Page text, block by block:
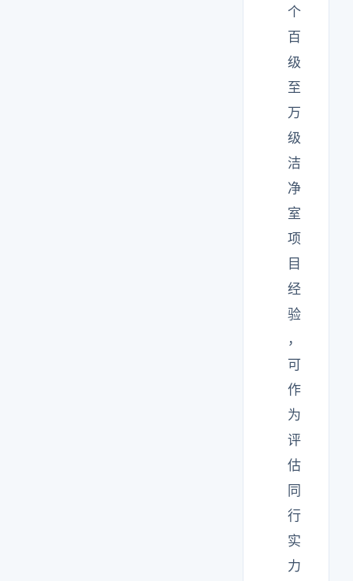
个
百
级
至
万
级
洁
净
室
项
目
经
验
，
可
作
为
评
估
同
行
实
力